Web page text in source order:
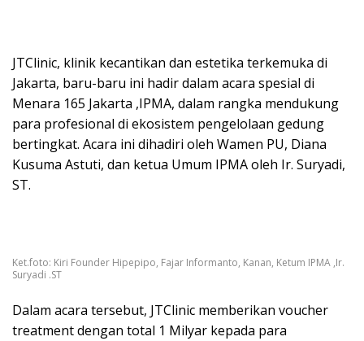
JTClinic, klinik kecantikan dan estetika terkemuka di
Jakarta, baru-baru ini hadir dalam acara spesial di
Menara 165 Jakarta ,IPMA, dalam rangka mendukung
para profesional di ekosistem pengelolaan gedung
bertingkat. Acara ini dihadiri oleh Wamen PU, Diana
Kusuma Astuti, dan ketua Umum IPMA oleh Ir. Suryadi,
ST.
Ket.foto: Kiri Founder Hipepipo, Fajar Informanto, Kanan, Ketum IPMA ,Ir.
Suryadi .ST
Dalam acara tersebut, JTClinic memberikan voucher
treatment dengan total 1 Milyar kepada para